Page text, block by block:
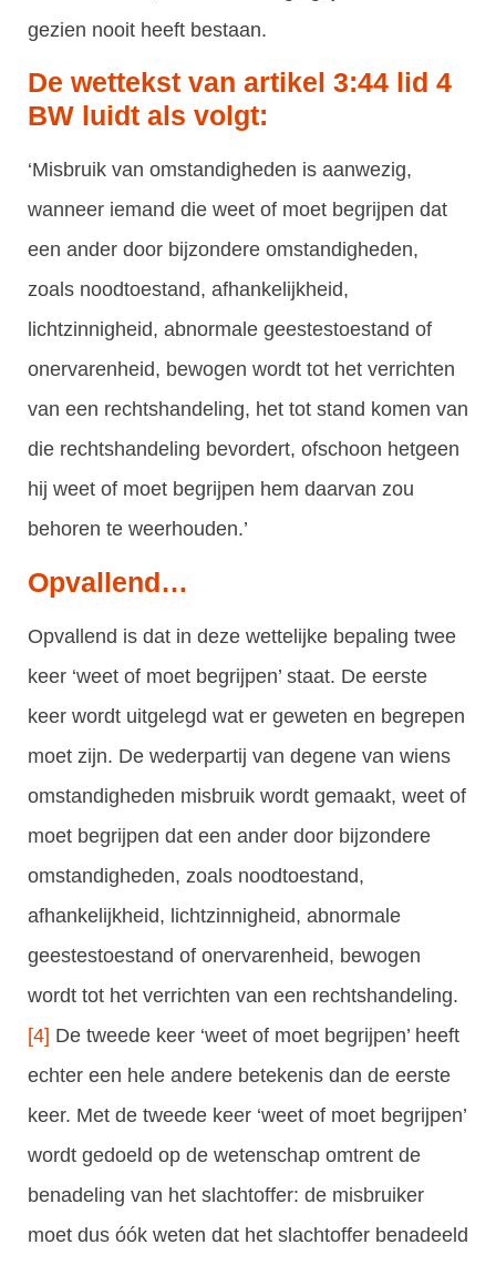
gezien nooit heeft bestaan.
De wettekst van artikel 3:44 lid 4
BW luidt als volgt:
‘Misbruik van omstandigheden is aanwezig,
wanneer iemand die weet of moet begrijpen dat
een ander door bijzondere omstandigheden,
zoals noodtoestand, afhankelijkheid,
lichtzinnigheid, abnormale geestestoestand of
onervarenheid, bewogen wordt tot het verrichten
van een rechtshandeling, het tot stand komen van
die rechtshandeling bevordert, ofschoon hetgeen
hij weet of moet begrijpen hem daarvan zou
behoren te weerhouden.’
Opvallend…
Opvallend is dat in deze wettelijke bepaling twee
keer ‘weet of moet begrijpen’ staat. De eerste
keer wordt uitgelegd wat er geweten en begrepen
moet zijn. De wederpartij van degene van wiens
omstandigheden misbruik wordt gemaakt, weet of
moet begrijpen dat een ander door bijzondere
omstandigheden, zoals noodtoestand,
afhankelijkheid, lichtzinnigheid, abnormale
geestestoestand of onervarenheid, bewogen
wordt tot het verrichten van een rechtshandeling.
[4] De tweede keer ‘weet of moet begrijpen’ heeft
echter een hele andere betekenis dan de eerste
keer. Met de tweede keer ‘weet of moet begrijpen’
wordt gedoeld op de wetenschap omtrent de
benadeling van het slachtoffer: de misbruiker
moet dus óók weten dat het slachtoffer benadeeld